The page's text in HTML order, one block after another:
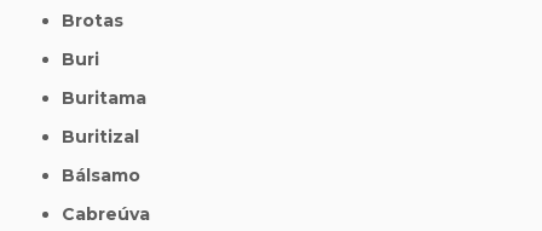
Brotas
Buri
Buritama
Buritizal
Bálsamo
Cabreúva